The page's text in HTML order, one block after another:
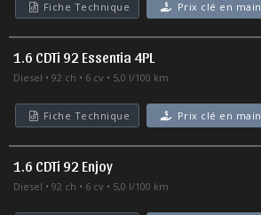
Fiche Technique Prix clé en main
1.6 CDTi 92 Essentia 4PL
Diesel 92 ch 6 cv 5,0 l/100 km
Fiche Technique Prix clé en main
1.6 CDTi 92 Enjoy
Diesel 92 ch 6 cv 5,0 l/100 km